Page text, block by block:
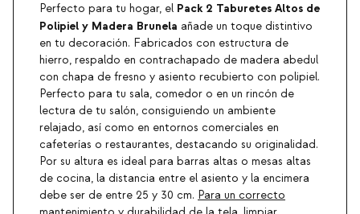
Perfecto para tu hogar, el Pack 2 Taburetes Altos de
Polipiel y Madera Brunela añade un toque distintivo
en tu decoración. Fabricados con estructura de
hierro, respaldo en contrachapado de madera abedul
con chapa de fresno y asiento recubierto con polipiel.
Perfecto para tu sala, comedor o en un rincón de
lectura de tu salón, consiguiendo un ambiente
relajado, así como en entornos comerciales en
cafeterías o restaurantes, destacando su originalidad.
Por su altura es ideal para barras altas o mesas altas
de cocina, la distancia entre el asiento y la encimera
debe ser de entre 25 y 30 cm. Para un correcto